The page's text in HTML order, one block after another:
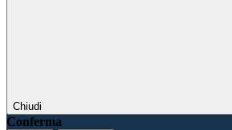
Chiudi
Conferma